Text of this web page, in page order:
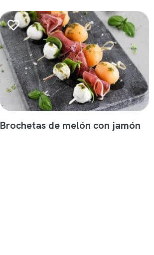
Brochetas de melón con jamón